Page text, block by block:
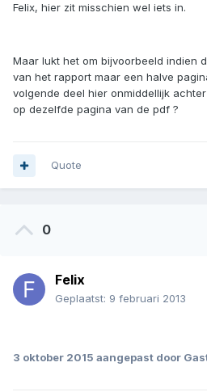
Felix, hier zit misschien wel iets in.
Maar lukt het om bijvoorbeeld indien
van het rapport maar een halve
volgende deel hier onmiddellijk
op dezelfde pagina van de pdf ?
Quote
0
Felix
Geplaatst: 9 februari 2013
3 oktober 2015 aangepast door